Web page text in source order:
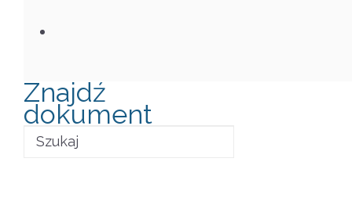
Znajdź
dokument